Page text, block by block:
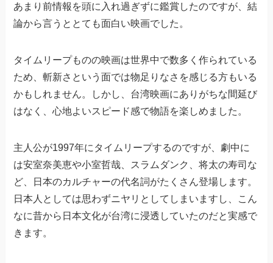
あまり前情報を頭に入れ過ぎずに鑑賞したのですが、結
論から言うととても面白い映画でした。
タイムリープものの映画は世界中で数多く作られている
ため、斬新さという面では物足りなさを感じる方もいる
かもしれません。しかし、台湾映画にありがちな間延び
はなく、心地よいスピード感で物語を楽しめました。
主人公が1997年にタイムリープするのですが、劇中に
は安室奈美恵や小室哲哉、スラムダンク、将太の寿司な
ど、日本のカルチャーの代名詞がたくさん登場します。
日本人としては思わずニヤリとしてしまいますし、こん
なに昔から日本文化が台湾に浸透していたのだと実感で
きます。